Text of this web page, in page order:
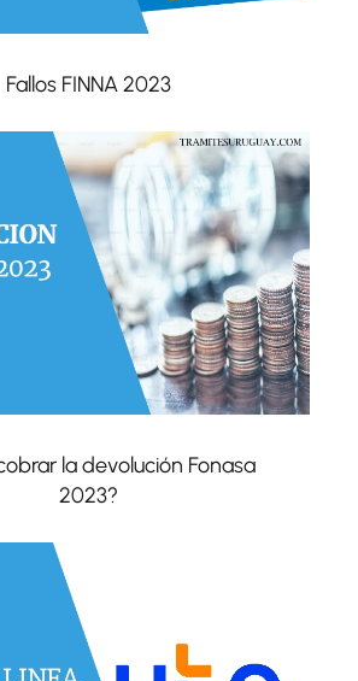
Fallos FINNA 2023
la devolución Fonasa
2023?